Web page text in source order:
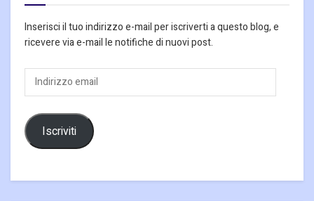
Inserisci il tuo indirizzo e-mail per iscriverti a questo blog, e
ricevere via e-mail le notifiche di nuovi post.
Indirizzo
email
Iscriviti